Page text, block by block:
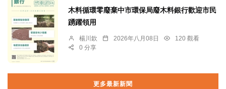
木料循環零廢棄中市環保局廢木料銀行歡迎市民
踴躍領用
楊川欽 2026年八月08日
120 觀看
0 分享
更多最新新聞